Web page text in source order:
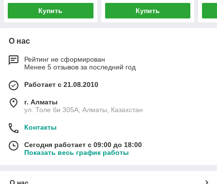
Купить Купить
О нас
Рейтинг не сформирован
Менее 5 отзывов за последний год
Работает с 21.08.2010
г. Алматы
ул. Толе би 305А, Алматы, Казахстан
Контакты
Сегодня работает с 09:00 до 18:00
Показать весь график работы